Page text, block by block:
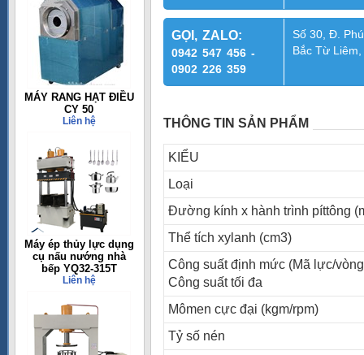
MÁY RANG HẠT ĐIỀU
CY 50
Liên hệ
Máy ép thủy lực dụng
cụ nấu nướng nhà
bếp YQ32-315T
Liên hệ
GỌI, ZALO:
0942 547 456 -
0902 226 359
Số 30, Đ.
Bắc Từ
THÔNG TIN SẢN PHẨM
KIỂU
Loại
Đường kính x hành trình píttông
Thể tích xylanh (cm3)
Công suất định mức (Mã lực/
Công suất tối đa
Mômen cực đại (kgm/rpm)
Tỷ số nén